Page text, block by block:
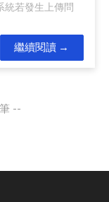
統若發生上傳問
繼續閱讀
筆 --